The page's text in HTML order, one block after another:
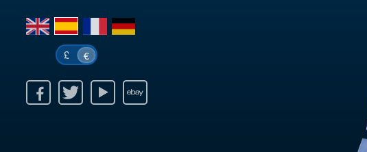
en es fr de
£ €
Youtube Ebay